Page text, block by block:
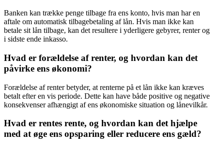
Banken kan trække penge tilbage fra ens konto, hvis man har en
aftale om automatisk tilbagebetaling af lån. Hvis man ikke kan
betale sit lån tilbage, kan det resultere i yderligere gebyrer, renter og
i sidste ende inkasso.
Hvad er forældelse af renter, og hvordan kan det
påvirke ens økonomi?
Forældelse af renter betyder, at renterne på et lån ikke kan kræves
betalt efter en vis periode. Dette kan have både positive og negative
konsekvenser afhængigt af ens økonomiske situation og lånevilkår.
Hvad er rentes rente, og hvordan kan det hjælpe
med at øge ens opsparing eller reducere ens gæld?